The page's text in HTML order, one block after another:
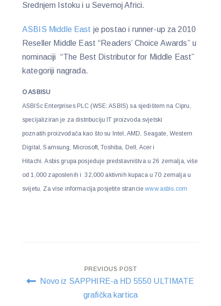
Srednjem Istoku i u Severnoj Africi.
ASBIS Middle East je postao i runner-up za 2010
Reseller Middle East “Readers’ Choice Awards” u
nominaciji “The Best Distributor for Middle East”
kategoriji nagrada.
O ASBISU
ASBISc Enterprises PLC (WSE: ASBIS) sa sjedištem na Cipru,
specijaliziran je za distribuciju IT proizvoda svjetski
poznatih proizvođača kao što su Intel, AMD, Seagate, Western
Digital, Samsung, Microsoft, Toshiba, Dell, Acer i
Hitachi. Asbis grupa posjeduje predstavništva u 26 zemalja, više
od 1,000 zaposlenih i 32,000 aktivnih kupaca u 70 zemalja u
svijetu. Za vise informacija posjetite stranciewww.asbis.com
Post
navigation
PREVIOUS POST
Novo iz SAPPHIRE-a HD 5550 ULTIMATE
grafička kartica